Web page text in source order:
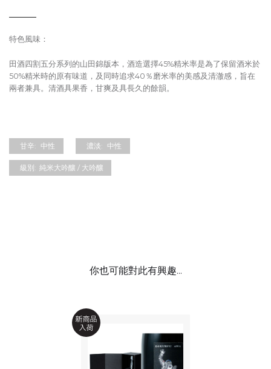
特色風味：
田酒四割五分系列的山田錦版本，酒造選擇45%精米率是為了保留酒米於
50%精米時的原有味道，及同時追求40％磨米率的美感及清澈感，旨在
兩者兼具。清酒具果香，甘爽及具長久的餘韻。
甘辛: 中性 濃淡: 中性
級別: 純米大吟釀 / 大吟釀
你也可能對此有興趣...